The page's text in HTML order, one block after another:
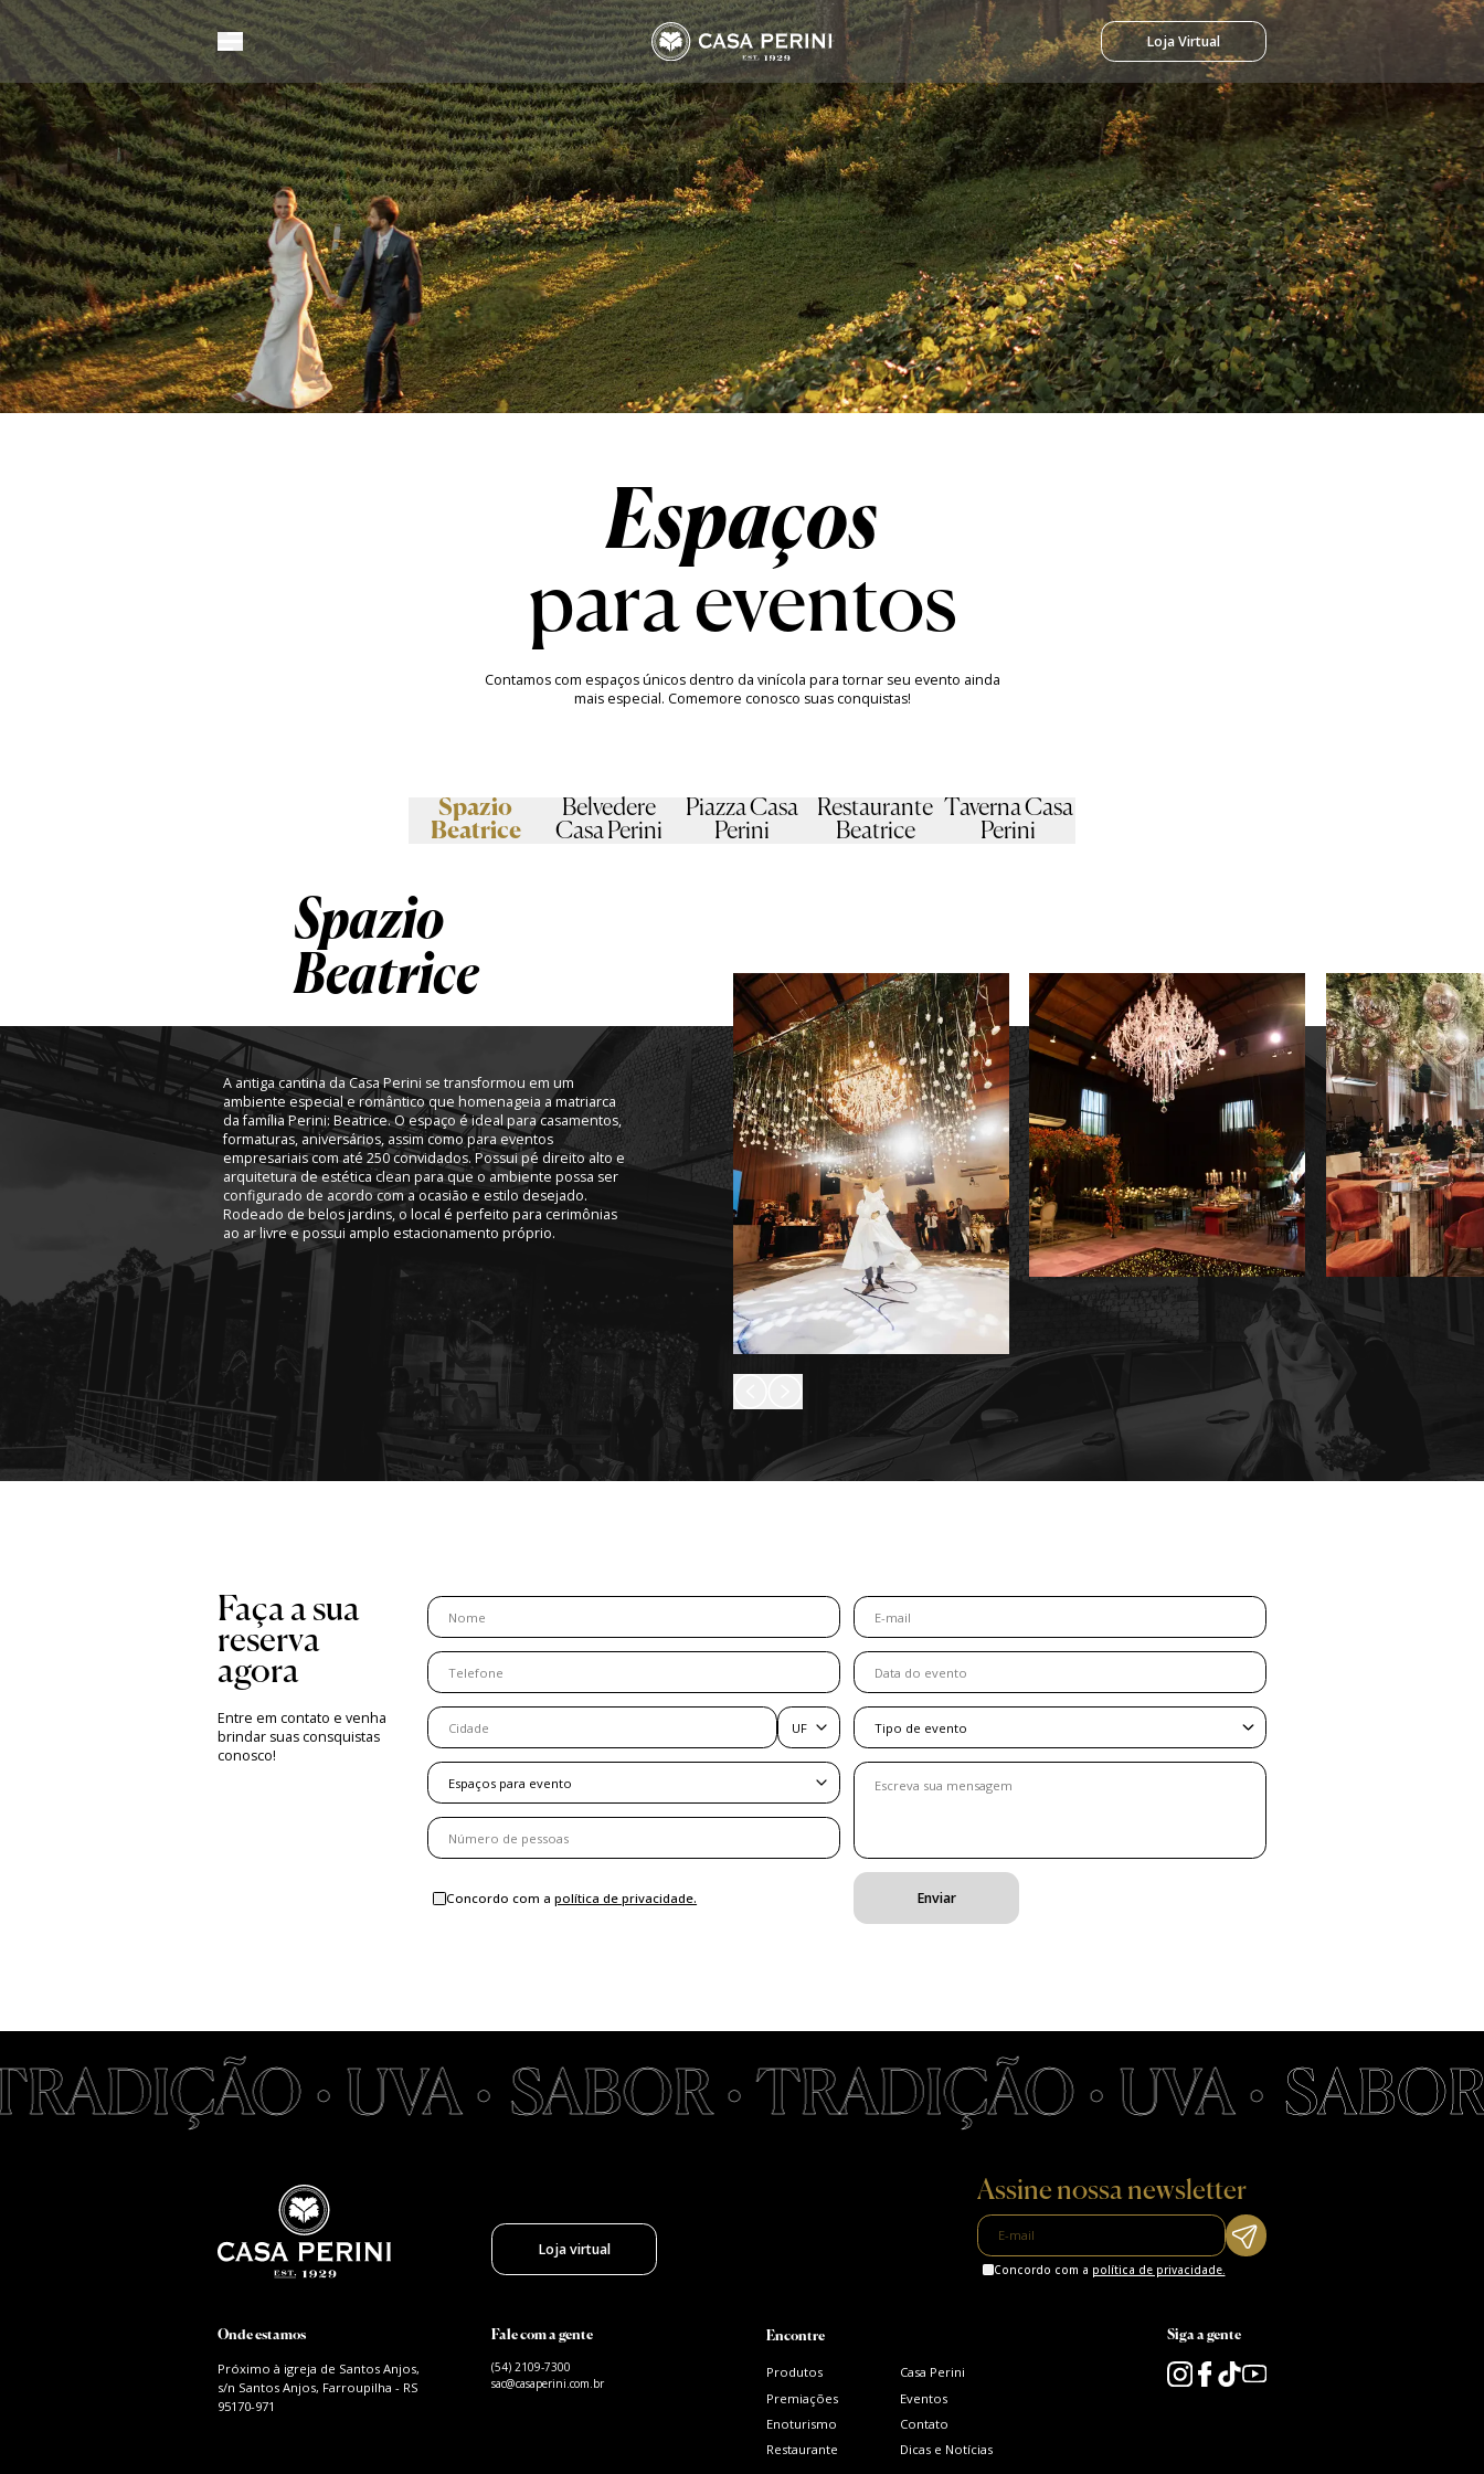
Loja Virtual
Vinhos
Benildo Perini
Matteo
Qu4tro
Fração Única
Éden
Vitis
Solidário
Nuances
Espumantes
Charmat
Dona Carmo
Diamantes
Vintage
ICE
Erick Jacquin
Método Tradicional
Arbo
Assemblage
Cabernet Sauvignon
Marselan
Merlot
Moscato & Trebbiano
Riesling
Tannat
Frisantes Macaw
Tropical Branco
Tropical Rosé
Suco Perini
Suco Tinto
Suco Branco
para eventos
Contamos com espaços únicos dentro da vinícola para tornar seu evento ainda
mais especial. Comemore conosco suas conquistas!
Spazio
Beatrice
Belvedere
Casa Perini
Piazza Casa
Perini
Restaurante
Beatrice
Taverna Casa
Perini
Spazio
Beatrice
A antiga cantina da Casa Perini se transformou em um
ambiente especial e romântico que homenageia a matriarca
da família Perini: Beatrice. O espaço é ideal para casamentos,
formaturas, aniversários, assim como para eventos
empresariais com até 250 convidados. Possui pé direito alto e
arquitetura de estética clean para que o ambiente possa ser
configurado de acordo com a ocasião e estilo desejado.
Rodeado de belos jardins, o local é perfeito para cerimônias
ao ar livre e possui amplo estacionamento próprio.
Faça a sua
reserva
agora
Entre em contato e venha
brindar suas consquistas
conosco!
Data do evento
UF Tipo de evento
Espaços para evento
Concordo com a política de privacidade. Enviar
• UVA • SABOR • TRADIÇÃO • UVA • SABOR
Loja virtual
Assine nossa newsletter
Concordo com a política de privacidade.
Onde estamos
Próximo à igreja de Santos Anjos,
s/n Santos Anjos, Farroupilha - RS
95170-971
Fale com a gente
(54) 2109-7300
sac@casaperini.com.br
Encontre
Produtos
Premiações
Enoturismo
Restaurante
Casa Perini
Eventos
Contato
Dicas e Notícias
Siga a gente